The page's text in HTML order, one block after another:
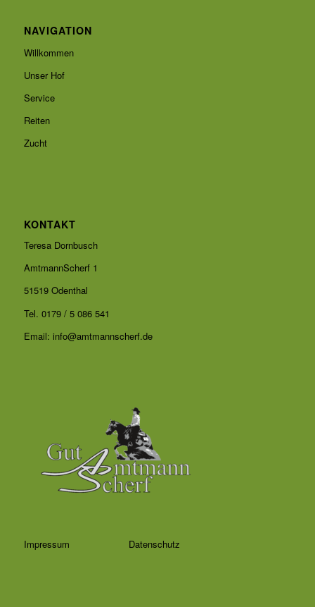
NAVIGATION
Willkommen
Unser Hof
Service
Reiten
Zucht
KONTAKT
Teresa Dornbusch
AmtmannScherf 1
51519 Odenthal
Tel. 0179 / 5 086 541
Email: info@amtmannscherf.de
Impressum Datenschutz